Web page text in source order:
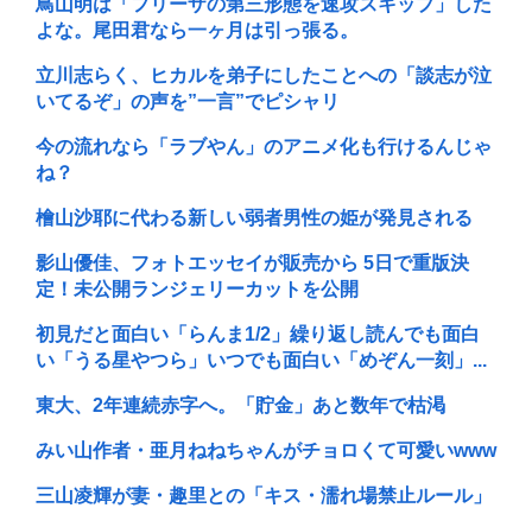
鳥山明は「フリーザの第三形態を速攻スキップ」した
よな。尾田君なら一ヶ月は引っ張る。
立川志らく、ヒカルを弟子にしたことへの「談志が泣
いてるぞ」の声を”一言”でピシャリ
今の流れなら「ラブやん」のアニメ化も行けるんじゃ
ね？
檜山沙耶に代わる新しい弱者男性の姫が発見される
影山優佳、フォトエッセイが販売から 5日で重版決
定！未公開ランジェリーカットを公開
初見だと面白い「らんま1/2」繰り返し読んでも面白
い「うる星やつら」いつでも面白い「めぞん一刻」...
東大、2年連続赤字へ。「貯金」あと数年で枯渇
みい山作者・亜月ねねちゃんがチョロくて可愛いwww
三山凌輝が妻・趣里との「キス・濡れ場禁止ルール」